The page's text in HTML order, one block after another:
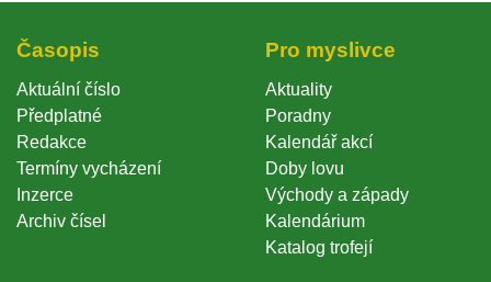
Časopi
Aktuální číslo
Předplatné
Redakce
Termíny vycházení
Inzerce
Archiv čísel
Pro myslivce
Aktuality
Poradny
Kalendář akcí
Doby lovu
Východy a západy
Kalendárium
Katalog trofejí